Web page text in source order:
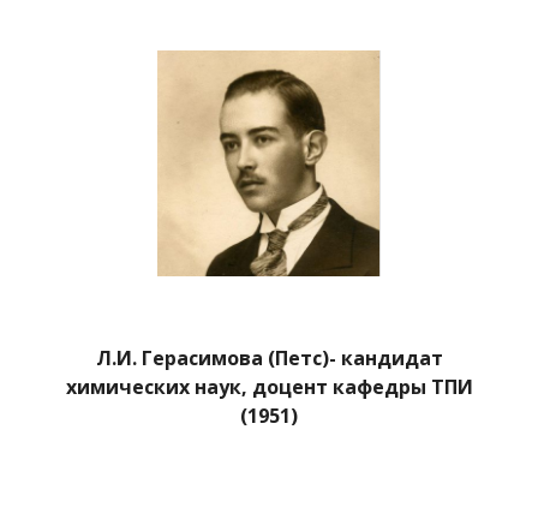
Л.И. Герасимова (Петс)- кандидат
химических наук, доцент кафедры ТПИ
(1951)